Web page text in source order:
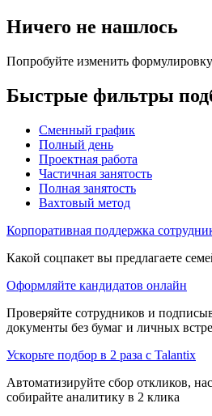
Ничего не нашлось
Попробуйте изменить
Быстрые фильтры
Сменный график
Полный день
Проектная работа
Частичная занятость
Полная занятость
Вахтовый метод
Корпоративная поддержка
Какой соцпакет вы предлагаете
Оформляйте кандидатов онлайн
Проверяйте сотрудников и
документы без бумаг и личных
Ускорьте подбор в 2 раза с Talantix
Автоматизируйте сбор откликов,
собирайте аналитику в 2 клика